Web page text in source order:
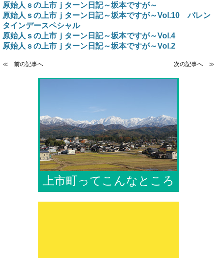
原始人ｓの上市ｊターン日記～坂本ですが～
原始人ｓの上市ｊターン日記～坂本ですが～Vol.10 バレン
タインデースペシャル
原始人ｓの上市ｊターン日記～坂本ですが～Vol.4
原始人ｓの上市ｊターン日記～坂本ですが～Vol.2
≪ 前の記事へ 次の記事へ ≫
上市町ってこんなところ